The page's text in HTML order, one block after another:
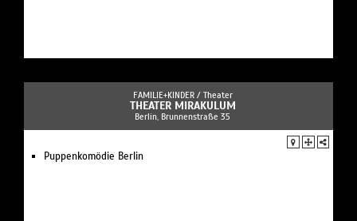
FAMILIE+KINDER / Theater
THEATER MIRAKULUM
Berlin, Brunnenstraße 35
Puppenkomödie Berlin